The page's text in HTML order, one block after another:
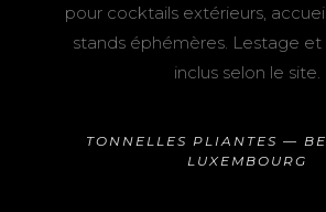
pour cocktails extérieurs,
stands éphémères. Lestage et
inclus selon le site.
TONNELLES PLIANTES —
LUXEMBOURG